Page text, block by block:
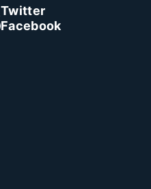
Twitter
Facebook